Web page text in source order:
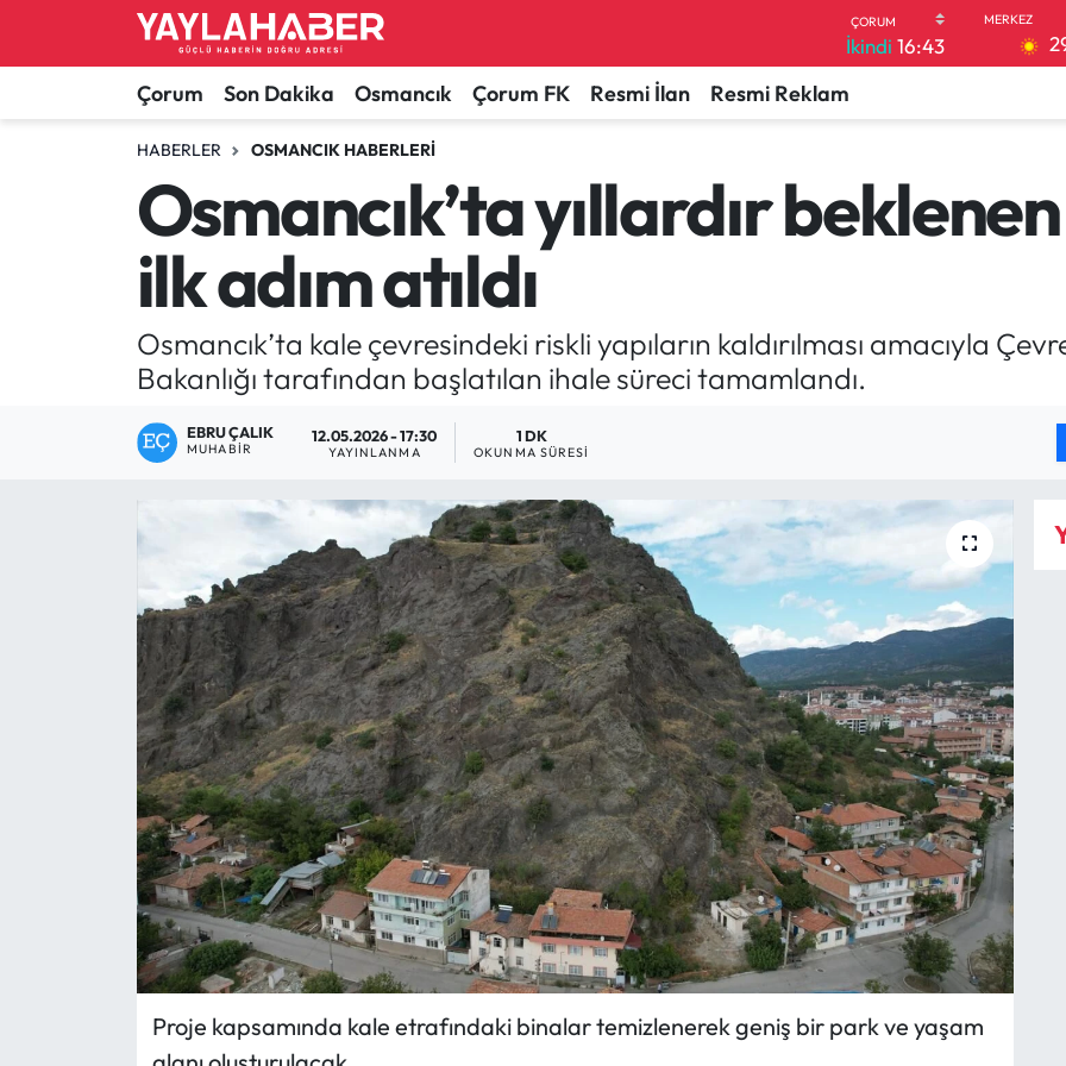
İkindi 16:43
Çorum Son Dakika Osmancık Çorum FK Resmi İlan Resmi Reklam
HABERLER OSMANCIK HABERLERI
Osmancık’ta yıllardır
ilk adım atıldı
Osmancık’ta kale çevresindeki riskli yapıların kaldırılması amacıyla
Bakanlığı tarafından başlatılan ihale süreci tamamlandı.
EBRU ÇALIK
MUHABIR
12.05.2026 - 17:30
YAYINLANMA
1 DK
OKUNMA SÜRESI
Proje kapsamında kale etrafındaki binalar temizlenerek geniş bir park ve yaşam
Alaca Haberleri
Bayat Haberleri
Bilgi - Keşfet Haberleri
Bilim ve Teknoloji
Boğazkale Haberleri
Çorum Haberleri
Çorum Son Dakika Haberleri
Ekonomi
İskilip Haberleri
Kargı Haberleri
Kimdir?
Kültür Sanat
Laçin Haberleri
Çorum Nöbetçi Eczaneler
Çorum Hava Durumu
Çorum Namaz Vakitleri
Çorum Trafik Yoğunluk Haritası
TFF 1.Lig Puan Durumu ve Fikstür
Tüm Manşetler
Son Dakika Haberleri